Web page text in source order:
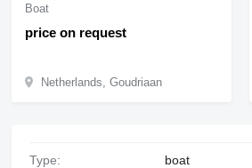
price on request
Boat
Netherlands, Goudriaan
Type: boat